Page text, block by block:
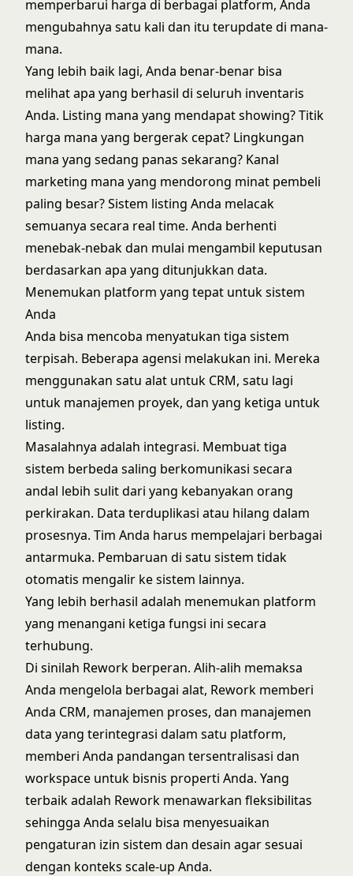
memperbarui harga di berbagai platform, Anda
mengubahnya satu kali dan itu terupdate di mana-
mana.
Yang lebih baik lagi, Anda benar-benar bisa
melihat apa yang berhasil di seluruh inventaris
Anda. Listing mana yang mendapat showing? Titik
harga mana yang bergerak cepat? Lingkungan
mana yang sedang panas sekarang? Kanal
marketing mana yang mendorong minat pembeli
paling besar? Sistem listing Anda melacak
semuanya secara real time. Anda berhenti
menebak-nebak dan mulai mengambil keputusan
berdasarkan apa yang ditunjukkan data.
Menemukan platform yang tepat untuk sistem
Anda
Anda bisa mencoba menyatukan tiga sistem
terpisah. Beberapa agensi melakukan ini. Mereka
menggunakan satu alat untuk CRM, satu lagi
untuk manajemen proyek, dan yang ketiga untuk
listing.
Masalahnya adalah integrasi. Membuat tiga
sistem berbeda saling berkomunikasi secara
andal lebih sulit dari yang kebanyakan orang
perkirakan. Data terduplikasi atau hilang dalam
prosesnya. Tim Anda harus mempelajari berbagai
antarmuka. Pembaruan di satu sistem tidak
otomatis mengalir ke sistem lainnya.
Yang lebih berhasil adalah menemukan platform
yang menangani ketiga fungsi ini secara
terhubung.
Di sinilah Rework berperan. Alih-alih memaksa
Anda mengelola berbagai alat, Rework memberi
Anda CRM, manajemen proses, dan manajemen
data yang terintegrasi dalam satu platform,
memberi Anda pandangan tersentralisasi dan
workspace untuk bisnis properti Anda. Yang
terbaik adalah Rework menawarkan fleksibilitas
sehingga Anda selalu bisa menyesuaikan
pengaturan izin sistem dan desain agar sesuai
dengan konteks scale-up Anda.